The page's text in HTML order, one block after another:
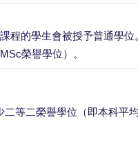
程的學生會被授予普通學
榮譽學位）。
等二榮譽學位（即本科平